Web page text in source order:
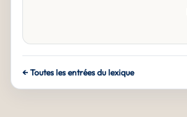
← Toutes les entrées du lexique